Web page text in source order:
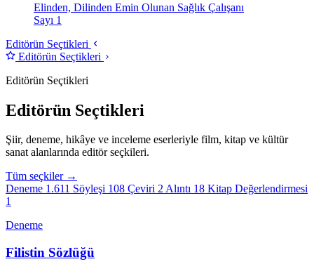
Elinden, Dilinden Emin Olunan Sağlık Çalışanı
Sayı 1
Editörün Seçtikleri
Editörün Seçtikleri
Editörün Seçtikleri
Editörün Seçtikleri
Şiir, deneme, hikâye ve inceleme eserleriyle film, kitap ve kültür
sanat alanlarında editör seçkileri.
Tüm seçkiler →
Deneme 1.611 Söyleşi 108 Çeviri 2Alıntı 18 Kitap Değerlendirmesi
1
Deneme
Filistin Sözlüğü